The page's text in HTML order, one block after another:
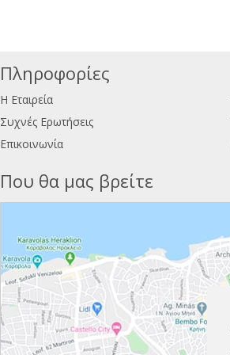
Πληροφορίες
Η Εταιρεία
Συχνές Ερωτήσεις
Επικοινωνία
Που θα μας βρείτε